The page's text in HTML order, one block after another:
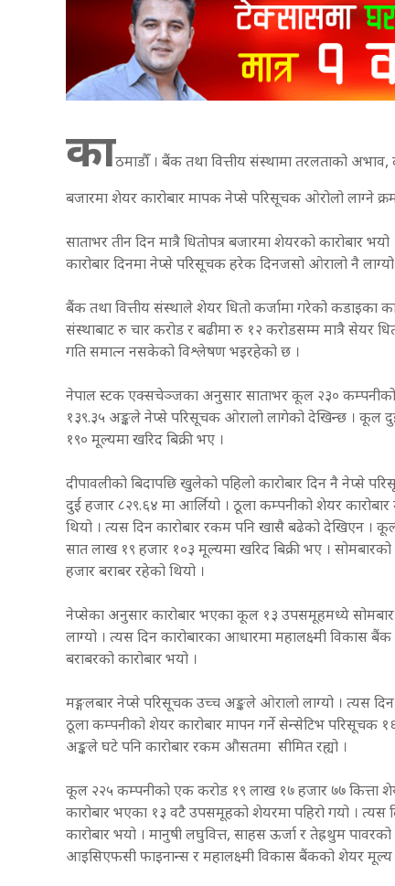
काठमाडौँ । बैंक तथा वित्तीय संस्थामा तरलताको
बजारमा शेयर कारोबार मापक नेप्से परिसूचक ओरोलो लाग्ने क्रम
साताभर तीन दिन मात्रै धितोपत्र बजारमा शेयरको कारोबार
कारोबार दिनमा नेप्से परिसूचक हरेक दिनजसो ओरालो नै लाग्यो
बैंक तथा वित्तीय संस्थाले शेयर धितो कर्जामा गरेको कडाइका
संस्थाबाट रु चार करोड र बढीमा रु १२ करोडसम्म मात्रै सेयर
गति समात्न नसकेको विश्लेषण भइरहेको छ ।
नेपाल स्टक एक्सचेञ्जका अनुसार साताभर कूल २३० कम्पनीको
१३९.३५ अङ्कले नेप्से परिसूचक ओरालो लागेको देखिन्छ । कूल
१९० मूल्यमा खरिद बिक्री भए ।
दीपावलीको बिदापछि खुलेको पहिलो कारोबार दिन नै नेप्से
दुई हजार ८२९.६४ मा आर्लियो । ठूला कम्पनीको शेयर
थियो । त्यस दिन कारोबार रकम पनि खासै बढेको देखिएन ।
सात लाख १९ हजार १०३ मूल्यमा खरिद बिक्री भए ।
हजार बराबर रहेको थियो ।
नेप्सेका अनुसार कारोबार भएका कूल १३ उपसमूहमध्ये
लाग्यो । त्यस दिन कारोबारका आधारमा महालक्ष्मी विकास
बराबरको कारोबार भयो ।
मङ्गलबार नेप्से परिसूचक उच्च अङ्कले ओरालो लाग्यो । त्यस
ठूला कम्पनीको शेयर कारोबार मापन गर्ने सेन्सेटिभ परिसूचक
अङ्कले घटे पनि कारोबार रकम औसतमा सीमित रह्यो ।
कूल २२५ कम्पनीको एक करोड १९ लाख १७ हजार ७७ कित्ता
कारोबार भएका १३ वटै उपसमूहको शेयरमा पहिरो गयो । त्यस
कारोबार भयो । मानुषी लघुवित्त, साहस ऊर्जा र तेह्रथुम
आइसिएफसी फाइनान्स र महालक्ष्मी विकास बैंकको शेयर मूल्य